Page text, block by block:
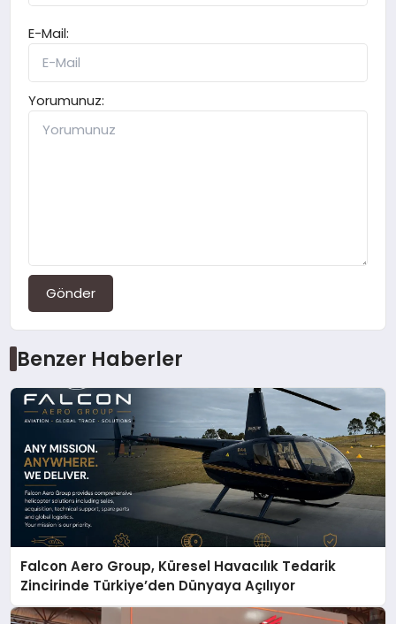
E-Mail:
Yorumunuz:
Gönder
Benzer Haberler
Falcon Aero Group, Küresel Havacılık Tedarik
Zincirinde Türkiye’den Dünyaya Açılıyor